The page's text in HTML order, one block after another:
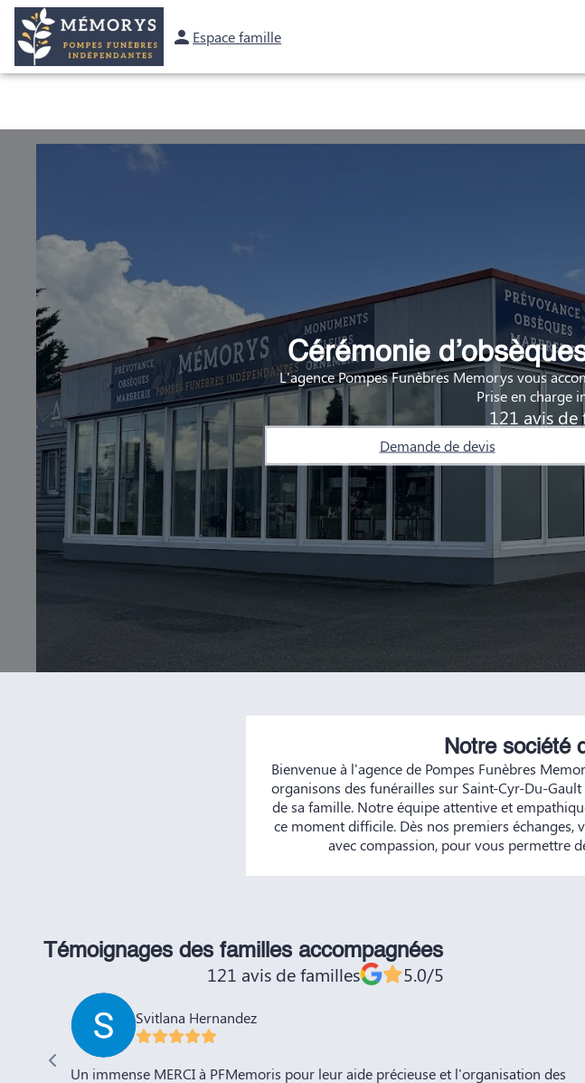
Espace famille
OBSÈQUES PRÉVOYANCE MARBRERIE
Cérémonie
L'agence Pompes Funèbres Memorys vous
Prise en charge
121 avis de
Demande de devis
Notre société
Bienvenue à l'agence de Pompes Funèbres
organisons des funérailles sur Saint-Cyr-Du-
de sa famille. Notre équipe attentive et
ce moment difficile. Dès nos premiers
avec compassion, pour vous permettre
Témoignages des familles accompagnées
121 avis de familles 5.0/5
Svitlana Hernandez
Un immense MERCI à PFMemoris pour leur aide précieuse et l'organisation des